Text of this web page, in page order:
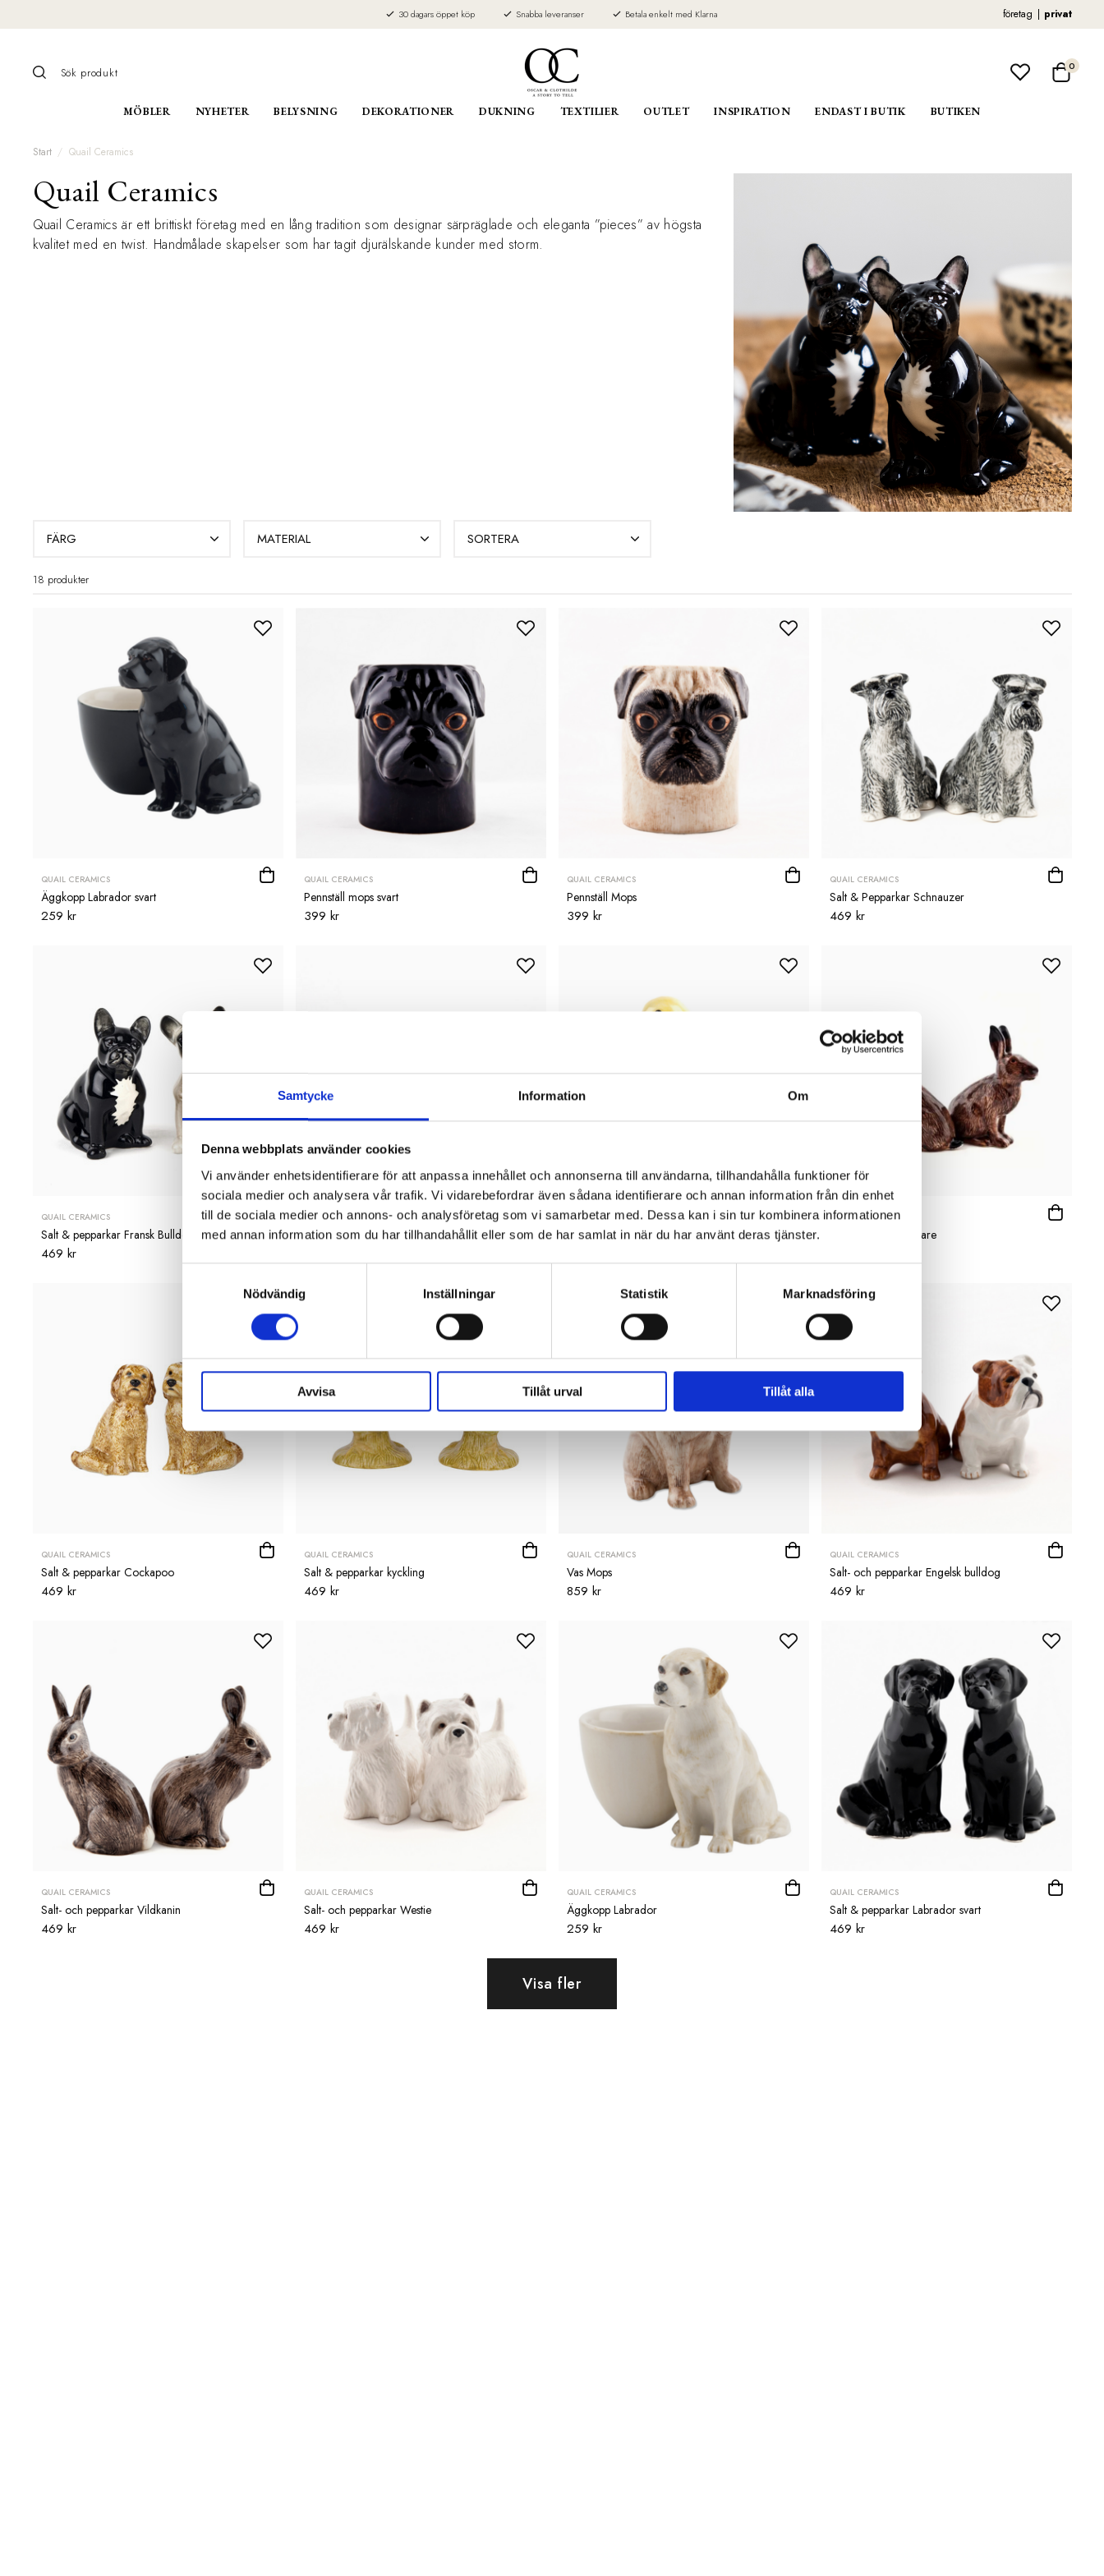
Samtycke Information Om
Denna webbplats använder cookies
Vi använder enhetsidentifierare för att anpassa innehållet och annonserna till användarna, tillhandahålla funktioner för
sociala medier och analysera vår trafik. Vi vidarebefordrar även sådana identifierare och annan information från din enhet
till de sociala medier och annons- och analysföretag som vi samarbetar med. Dessa kan i sin tur kombinera informationen
med annan information som du har tillhandahållit eller som de har samlat in när du har använt deras tjänster.
Nödvändig
Inställningar Statistik Marknadsföring
Avvisa Tillåt urval Tillåt alla
företag privat
30 dagars öppet köp Snabba leveranser Betala enkelt med Klarna
0
MÖBLER NYHETER BELYSNING DEKORATIONER DUKNING TEXTILIER OUTLET INSPIRATION ENDAST I BUTIK BUTIKEN
Start Quail Ceramics
Quail Ceramics
Quail Ceramics är ett brittiskt företag med en lång tradition som designar särpräglade och eleganta ”pieces” av högsta
kvalitet med en twist. Handmålade skapelser som har tagit djurälskande kunder med storm.
FÄRG MATERIAL SORTERA
18 produkter
QUAIL CERAMICS
Äggkopp Labrador svart
259 kr
QUAIL CERAMICS
Pennställ mops svart
399 kr
QUAIL CERAMICS
Pennställ Mops
399 kr
QUAIL CERAMICS
Salt & Pepparkar Schnauzer
469 kr
QUAIL CERAMICS
Salt & pepparkar Fransk Bulldog
469 kr
QUAIL CERAMICS
Salt & pepparkvarn Yorkshireterrier
QUAIL CERAMICS
Vas Kyckling
QUAIL CERAMICS
Salt & pepparkar Hare
QUAIL CERAMICS
Salt & pepparkar Cockapoo
469 kr
QUAIL CERAMICS
Salt & pepparkar kyckling
469 kr
QUAIL CERAMICS
Vas Mops
859 kr
QUAIL CERAMICS
Salt- och pepparkar Engelsk bulldog
469 kr
QUAIL CERAMICS
Salt- och pepparkar Vildkanin
469 kr
QUAIL CERAMICS
Salt- och pepparkar Westie
469 kr
QUAIL CERAMICS
Äggkopp Labrador
259 kr
QUAIL CERAMICS
Salt & pepparkar Labrador svart
469 kr
Visa fler